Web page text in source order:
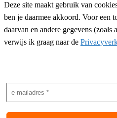
Deze site maakt gebruik van
ben je daarmee akkoord. Voor een
daarvan en andere gegevens
verwijs ik graag naar de